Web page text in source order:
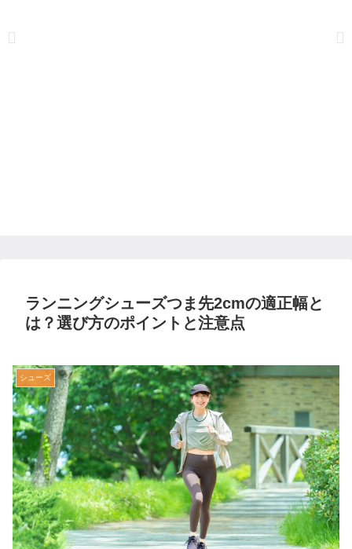
ランニングシューズつま先2cmの適正幅と
は？選び方のポイントと注意点
シューズ